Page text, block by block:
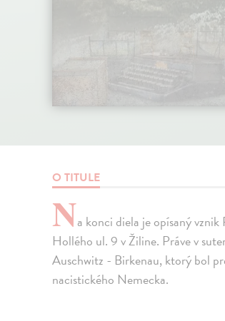
O TITULE
Na konci diela je opísaný
Hollého ul. 9 v Žiline. Práve v
Auschwitz - Birkenau, ktorý bol
nacistického Nemecka.